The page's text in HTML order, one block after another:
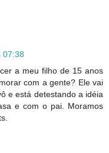
07:38
a meu filho de 15 anos
com a gente? Ele vai
e está detestando a idéia
e com o pai. Moramos